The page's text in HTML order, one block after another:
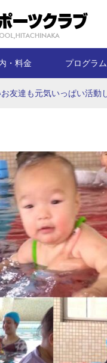
・料金 プログラム
友達も元気いっぱい活動